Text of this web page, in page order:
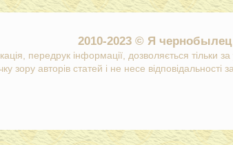
2010-2023 © Я чернобылец
передрук інформації, дозволяється тільки
зору авторів статей і не несе відповідальності